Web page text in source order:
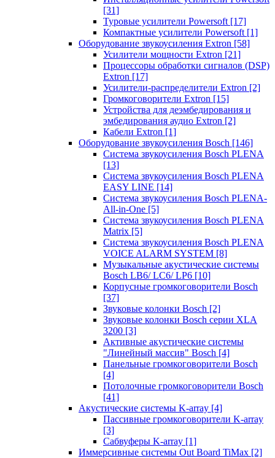
[31]
Туровые усилители Powersoft [17]
Компактные усилители Powersoft [1]
Оборудование звукоусиления Extron [58]
Усилители мощности Extron [21]
Процессоры обработки сигналов (DSP)
Extron [17]
Усилители-распределители Extron [2]
Громкоговорители Extron [15]
Устройства для деэмбедирования и
эмбедирования аудио Extron [2]
Кабели Extron [1]
Оборудование звукоусиления Bosch [146]
Система звукоусиления Bosch PLENA
[13]
Система звукоусиления Bosch PLENA
EASY LINE [14]
Система звукоусиления Bosch PLENA-
All-in-One [5]
Система звукоусиления Bosch PLENA
Matrix [5]
Система звукоусиления Bosch PLENA
VOICE ALARM SYSTEM [8]
Музыкальные акустические системы
Bosch LB6/ LC6/ LP6 [10]
Корпусные громкоговорители Bosch
[37]
Звуковые колонки Bosch [2]
Звуковые колонки Bosch серии XLA
3200 [3]
Активные акустические системы
"Линейный массив" Bosch [4]
Панельные громкоговорители Bosch
[4]
Потолочные громкоговорители Bosch
[41]
Акустические системы K-array [4]
Пассивные громкоговорители K-array
[3]
Сабвуферы K-array [1]
Иммерсивные системы Out Board TiMax [2]